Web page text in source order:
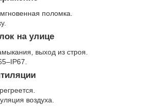
поломка.
на улице
выход из строя.
воздуха.